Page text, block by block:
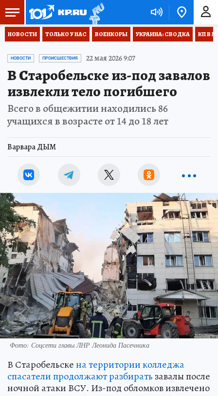
НОВОСТИ ТОЛЬКО У НАС ВОЕНКОРЫ УКРАИНА: СВОДКА КП В
НОВОСТИ ПРОИСШЕСТВИЯ 22 мая 2026 9:07
В Старобельске из-под завалов
извлекли тело погибшего
Всего в общежитии находились 86
учащихся в возрасте от 14 до 18 лет
Варвара ДЫМ
Фото: Соцсети главы ЛНР Леонида Пасечника
В Старобельскена территории колледжа
спасатели продолжают разбирать завалы после
ночной атаки ВСУ. Из-под обломков извлечено